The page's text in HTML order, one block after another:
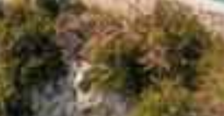
Suscríbete a nuestro boletín.